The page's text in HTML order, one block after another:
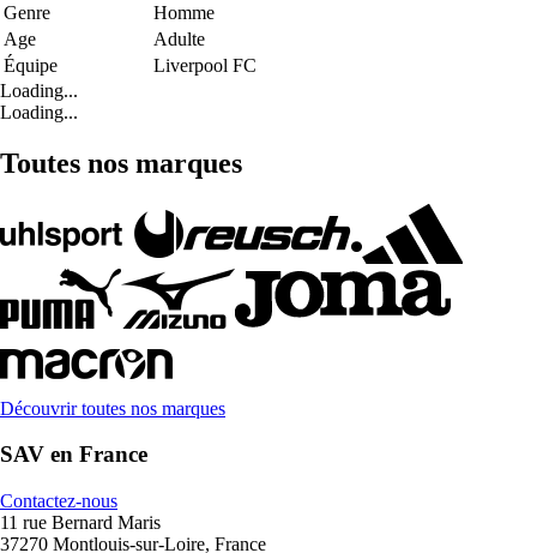
Genre
Homme
Age
Adulte
Équipe
Liverpool FC
Loading...
Loading...
Toutes nos marques
Découvrir toutes nos marques
SAV en France
Contactez-nous
11 rue Bernard Maris
37270 Montlouis-sur-Loire, France